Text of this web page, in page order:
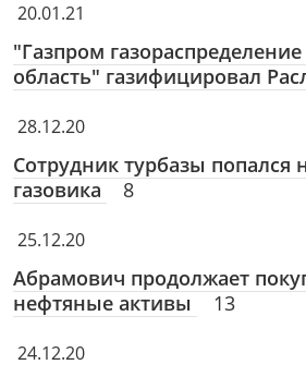
20.01.21
"Газпром газораспределение
область" газифицировал
28.12.20
Сотрудник турбазы попался
газовика
8
25.12.20
Абрамович продолжает
нефтяные активы
13
24.12.20